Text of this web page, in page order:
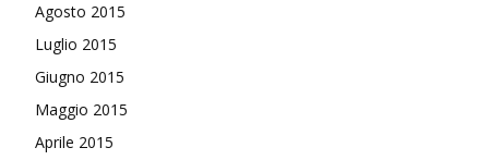
Agosto 2015
Luglio 2015
Giugno 2015
Maggio 2015
Aprile 2015